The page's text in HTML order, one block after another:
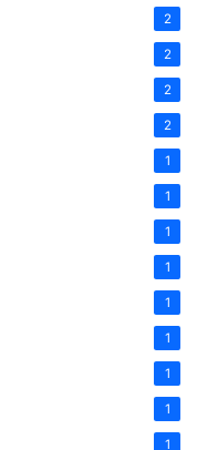
2
2
2
2
1
1
1
1
1
1
1
1
1